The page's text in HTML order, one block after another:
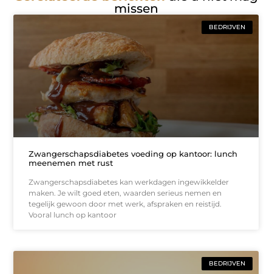
missen
BEDRIJVEN
Zwangerschapsdiabetes voeding op kantoor: lunch
meenemen met rust
Zwangerschapsdiabetes kan werkdagen ingewikkelder
maken. Je wilt goed eten, waarden serieus nemen en
tegelijk gewoon door met werk, afspraken en reistijd.
Vooral lunch op kantoor
BEDRIJVEN